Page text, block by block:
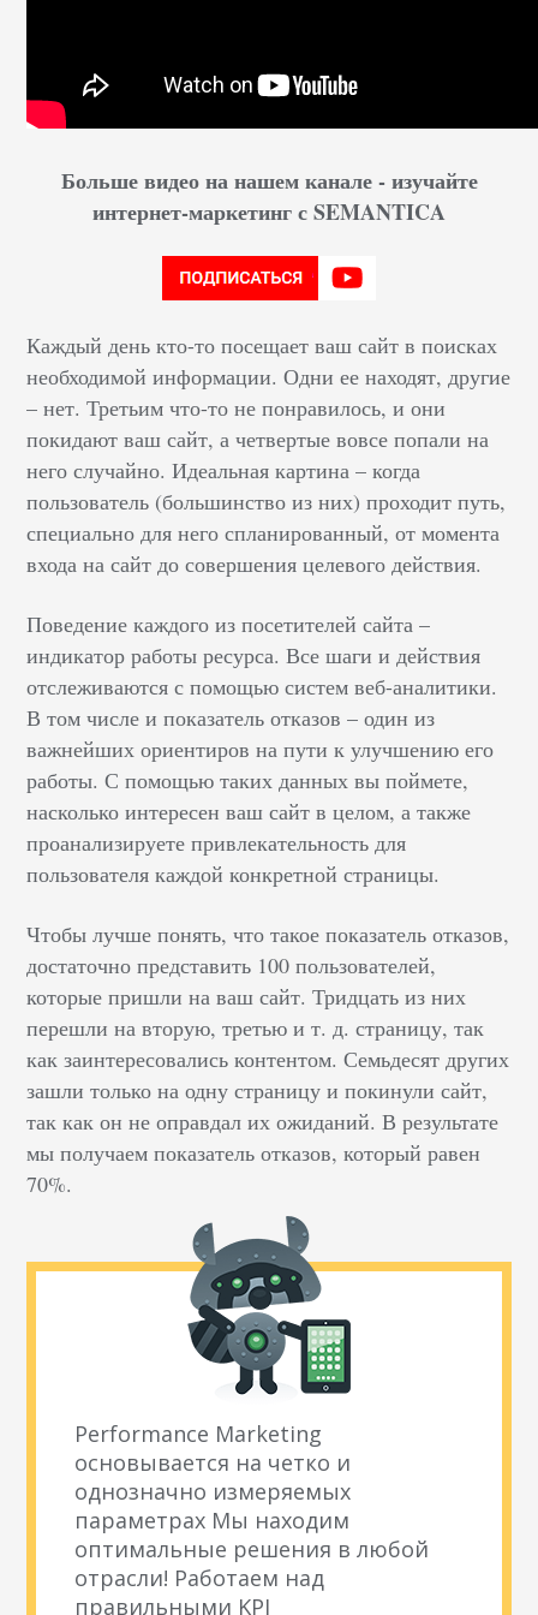
Больше видео на нашем канале - изучайте
интернет-маркетинг с SEMANTICA
Каждый день кто-то посещает ваш сайт в поисках
необходимой информации. Одни ее находят, другие
– нет. Третьим что-то не понравилось, и они
покидают ваш сайт, а четвертые вовсе попали на
него случайно. Идеальная картина – когда
пользователь (большинство из них) проходит путь,
специально для него спланированный, от момента
входа на сайт до совершения целевого действия.
Поведение каждого из посетителей сайта –
индикатор работы ресурса. Все шаги и действия
отслеживаются с помощью систем веб-аналитики.
В том числе и показатель отказов – один из
важнейших ориентиров на пути к улучшению его
работы. С помощью таких данных вы поймете,
насколько интересен ваш сайт в целом, а также
проанализируете привлекательность для
пользователя каждой конкретной страницы.
Чтобы лучше понять, что такое показатель отказов,
достаточно представить 100 пользователей,
которые пришли на ваш сайт. Тридцать из них
перешли на вторую, третью и т. д. страницу, так
как заинтересовались контентом. Семьдесят других
зашли только на одну страницу и покинули сайт,
так как он не оправдал их ожиданий. В результате
мы получаем показатель отказов, который равен
70%.
Performance Marketing
основывается на четко и
однозначно измеряемых
параметрах Мы находим
оптимальные решения в любой
отрасли! Работаем над
правильными KPI